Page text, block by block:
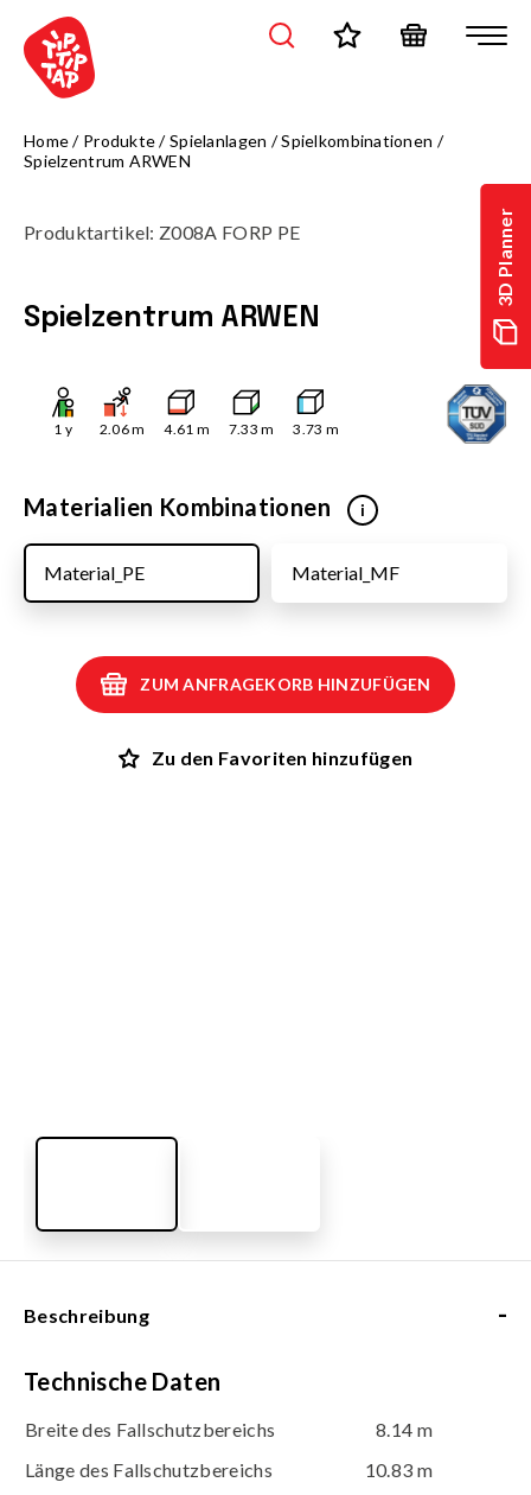
3D Planner
Home/ Produkte/Spielanlagen /Spielkombinationen /
Spielzentrum ARWEN
Produktartikel: Z008A FORP PE
Spielzentrum ARWEN
1 y 2.06m 4.61 m 7.33 m 3.73 m
Materialien Kombinationen i
Material_MF
Material_PE
ZUM ANFRAGEKORB HINZUFÜGEN
Zu den Favoriten hinzufügen
Beschreibung -
Technische Daten
Breite des Fallschutzbereichs
8.14 m
Länge des Fallschutzbereichs
10.83 m